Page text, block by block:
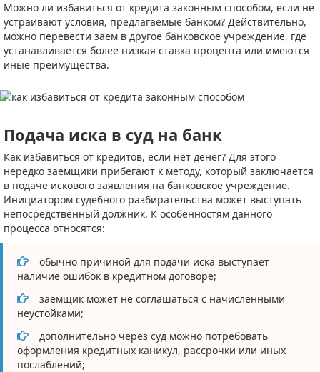
Можно ли избавиться от кредита законным способом, если не
устраивают условия, предлагаемые банком? Действительно,
можно перевести заем в другое банковское учреждение, где
устанавливается более низкая ставка процента или имеются
иные преимущества.
Подача иска в суд на банк
Как избавиться от кредитов, если нет денег? Для этого
нередко заемщики прибегают к методу, который заключается
в подаче искового заявления на банковское учреждение.
Инициатором судебного разбирательства может выступать
непосредственный должник. К особенностям данного
процесса относятся:
обычно причиной для подачи иска выступает
наличие ошибок в кредитном договоре;
заемщик может не соглашаться с начисленными
неустойками;
дополнительно через суд можно потребовать
оформления кредитных каникул, рассрочки или иных
послаблений;